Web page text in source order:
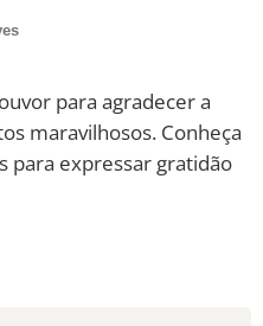
para agradecer a
maravilhosos. Conheça
para expressar gratidão